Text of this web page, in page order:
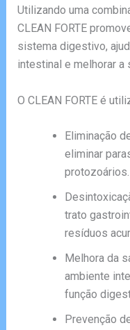
Utilizando uma
CLEAN FORTE
sistema digestivo,
intestinal e melhorar a
O CLEAN FORTE é
Eliminação
eliminar
protozoários.
trato
resíduos
Melhora da
ambiente
função
Prevenção